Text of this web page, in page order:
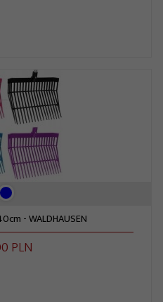
- WALDHAUSEN
PLN